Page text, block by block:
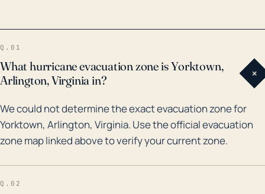
Q.01
What hurricane evacuation zone is Yorktown,
Arlington, Virginia in?
+
We could not determine the exact evacuation zone for
Yorktown, Arlington, Virginia. Use the official evacuation
zone map linked above to verify your current zone.
Q.02